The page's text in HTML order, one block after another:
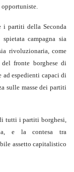
opportuniste.
i partiti della Seconda
campagna sia
rivoluzionaria, come
fronte borghese di
ad espedienti capaci di
sulle masse dei partiti
tutti i partiti borghesi,
e la contesa tra
assetto capitalistico